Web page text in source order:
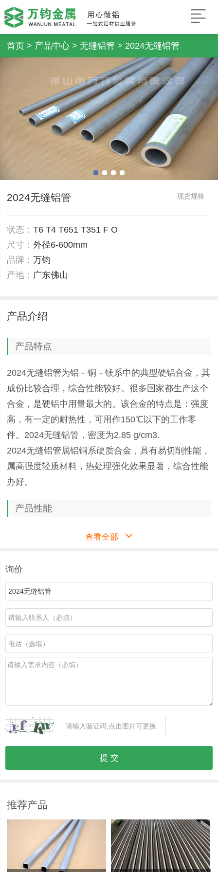
首页 > 产品中心 > 无缝铝管 > 2024无缝铝管
2024无缝铝管 现货规格
状态： T6 T4 T651 T351 F O
尺寸： 外径6-600mm
品牌： 万钧
产地： 广东佛山
产品介绍
产品特点
2024无缝铝管为铝－铜－镁系中的典型硬铝合金，其
成份比较合理，综合性能较好。很多国家都生产这个
合金，是硬铝中用量最大的。该合金的特点是：强度
高，有一定的耐热性，可用作150℃以下的工作零
件。2024无缝铝管，密度为2.85 g/cm3.
2024无缝铝管属铝铜系硬质合金，具有易切削性能，
属高强度轻质材料，热处理强化效果显著，综合性能
办好。
产品性能
2024铝管是典型的硬铝合金，有较高的耐热性能，用
2024无缝铝管化学成份
硅： 0.5%
铁： 0.5%
铜： 3.8-4.9
锰：0.3-0.9
镍：-
锌： 0.25
铝：其余
2024无缝铝管硬度
2024-H112硬度为：HB85左右
2024-T4硬度为：HB120~145
2024-T351硬度为：HB120~145
查看全部
询价
推荐产品